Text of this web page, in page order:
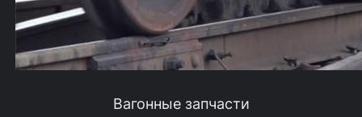
Вагонные запчасти